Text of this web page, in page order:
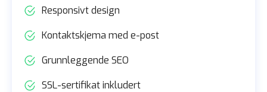
Responsivt design
Kontaktskjema med e-post
Grunnleggende SEO
SSL-sertifikat inkludert